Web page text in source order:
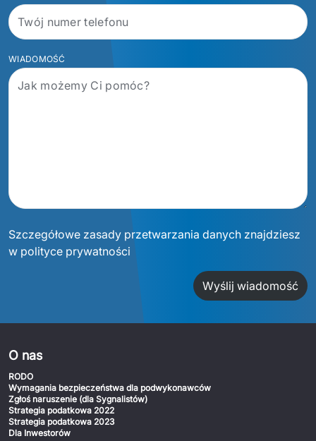
WIADOMOŚĆ
Szczegółowe zasady przetwarzania danych znajdziesz
w polityce prywatności
Wyślij wiadomość
O nas
RODO
Wymagania bezpieczeństwa dla podwykonawców
Zgłoś naruszenie (dla Sygnalistów)
Strategia podatkowa 2022
Strategia podatkowa 2023
Dla Inwestorów